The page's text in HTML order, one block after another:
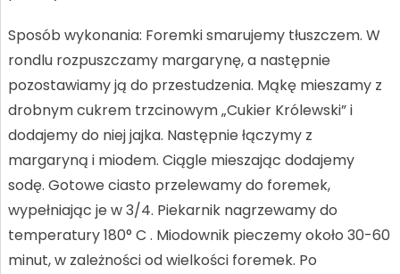
Sposób wykonania: Foremki smarujemy tłuszczem. W
rondlu rozpuszczamy margarynę, a następnie
pozostawiamy ją do przestudzenia. Mąkę mieszamy z
drobnym cukrem trzcinowym „Cukier Królewski” i
dodajemy do niej jajka. Następnie łączymy z
margaryną i miodem. Ciągle mieszając dodajemy
sodę. Gotowe ciasto przelewamy do foremek,
wypełniając je w 3/4. Piekarnik nagrzewamy do
temperatury 180° C . Miodownik pieczemy około 30-60
minut, w zależności od wielkości foremek. Po